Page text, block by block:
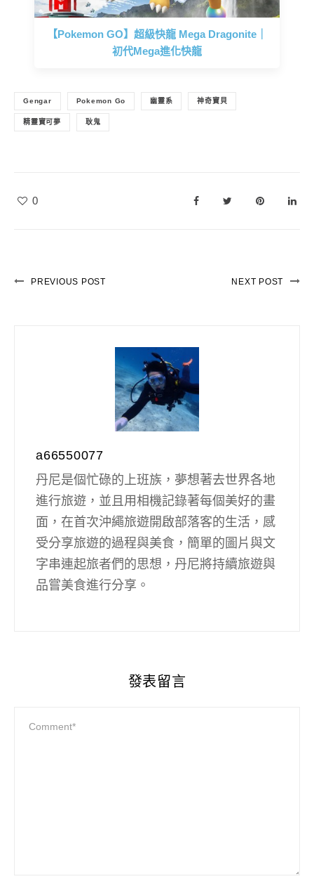
【Pokemon GO】超級快龍 Mega Dragonite｜
初代Mega進化快龍
Gengar Pokemon Go 幽靈系 神奇寶貝
精靈寶可夢 耿鬼
0
PREVIOUS POST NEXT POST
a66550077
丹尼是個忙碌的上班族，夢想著去世界各地
進行旅遊，並且用相機記錄著每個美好的畫
面，在首次沖繩旅遊開啟部落客的生活，感
受分享旅遊的過程與美食，簡單的圖片與文
字串連起旅者們的思想，丹尼將持續旅遊與
品嘗美食進行分享。
發表留言